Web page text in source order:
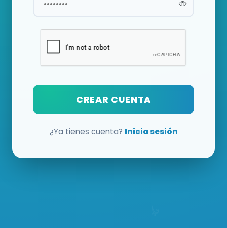
CREAR CUENTA
¿Ya tienes cuenta? Inicia sesión